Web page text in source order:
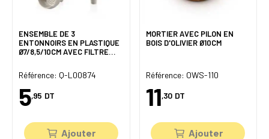
ENSEMBLE DE 3
ENTONNOIRS EN PLASTIQUE
Ø7/8,5/10CM AVEC FILTRE
Référence: Q-L00874
5,95 DT
Ajouter
MORTIER AVEC PILON EN
BOIS D'OLIVIER Ø10CM
Référence: OWS-110
11,30 DT
Ajouter